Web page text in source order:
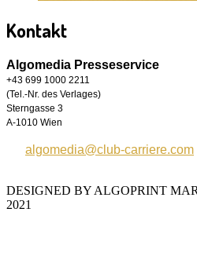
Kontakt
Algomedia Presseservice
+43 699 1000 2211
(Tel.-Nr. des Verlages)
Sterngasse 3
A-1010 Wien
algomedia@club-carriere.com
DESIGNED BY ALGOPRINT
2021